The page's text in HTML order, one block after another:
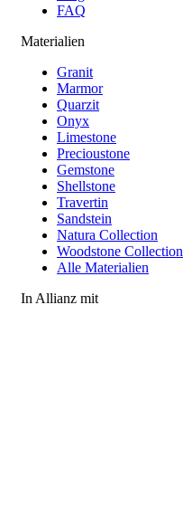
FAQ
Materialien
Granit
Marmor
Quarzit
Onyx
Limestone
Precioustone
Gemstone
Shellstone
Travertin
Sandstein
Natura Collection
Woodstone Collection
Alle Materialien
In Allianz mit